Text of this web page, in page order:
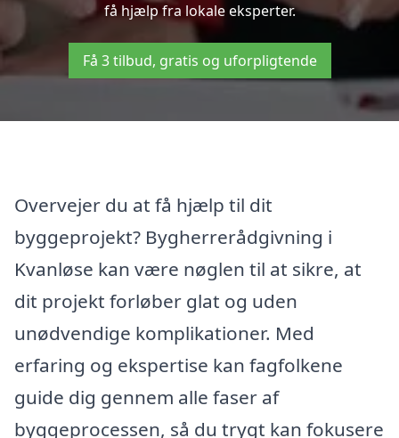
få hjælp fra lokale eksperter.
Få 3 tilbud, gratis og uforpligtende
Overvejer du at få hjælp til dit
byggeprojekt? Bygherrerådgivning i
Kvanløse kan være nøglen til at sikre, at
dit projekt forløber glat og uden
unødvendige komplikationer. Med
erfaring og ekspertise kan fagfolkene
guide dig gennem alle faser af
byggeprocessen, så du trygt kan fokusere